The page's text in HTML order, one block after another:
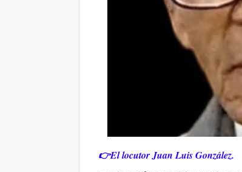
👉El locutor Juan Luis González.